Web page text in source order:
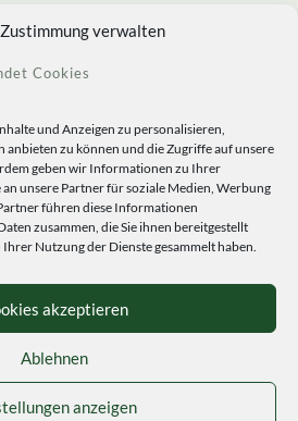
verwalten
Cookies
und Anzeigen zu personalisieren,
anbieten zu können und die Zugriffe auf unsere
geben wir Informationen zu Ihrer
unsere Partner für soziale Medien, Werbung
führen diese Informationen
zusammen, die Sie ihnen bereitgestellt
Nutzung der Dienste gesammelt haben.
akzeptieren
Ablehnen
anzeigen
Peters. All Rights Reserved.